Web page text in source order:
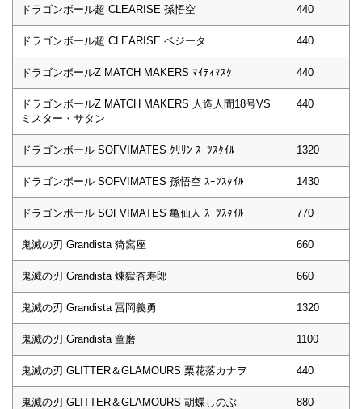
ドラゴンボール超 CLEARISE 孫悟空 440
ドラゴンボール超 CLEARISE ベジータ 440
ドラゴンボールZ MATCH MAKERS ﾏｲﾃｨﾏｽｸ 440
ドラゴンボールZ MATCH MAKERS 人造人間18号VS
ミスター・サタン
440
ドラゴンボール SOFVIMATES ｸﾘﾘﾝ ｽｰﾂｽﾀｲﾙ 1320
ドラゴンボール SOFVIMATES 孫悟空 ｽｰﾂｽﾀｲﾙ 1430
ドラゴンボール SOFVIMATES 亀仙人 ｽｰﾂｽﾀｲﾙ 770
鬼滅の刃 Grandista 猗窩座 660
鬼滅の刃 Grandista 煉獄杏寿郎 660
鬼滅の刃 Grandista 冨岡義勇 1320
鬼滅の刃 Grandista 童磨 1100
鬼滅の刃 GLITTER＆GLAMOURS 栗花落カナヲ 440
鬼滅の刃 GLITTER＆GLAMOURS 胡蝶しのぶ 880